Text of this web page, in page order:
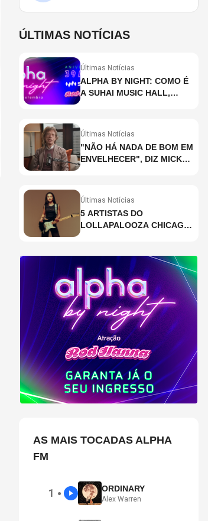
ÚLTIMAS NOTÍCIAS
Últimas Notícias
ALPHA BY NIGHT: COMO É
A SUHAI MUSIC HALL,
PAULO?
Últimas Notícias
"NÃO HÁ NADA DE BOM EM
ENVELHECER", DIZ MICK
Últimas Notícias
5 ARTISTAS DO
LOLLAPALOOZA CHICAGO
AS MAIS TOCADAS ALPHA
FM
1 ● ORDINARY
Alex Warren